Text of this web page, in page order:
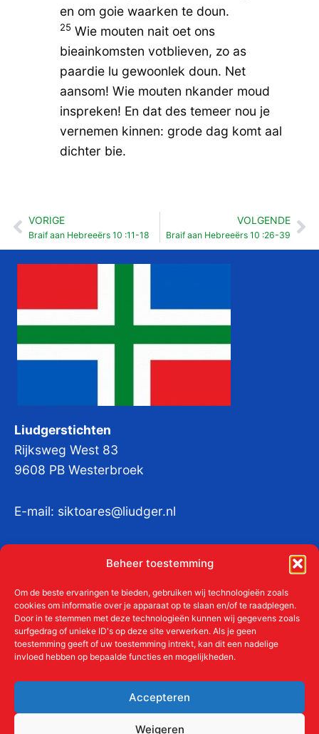
Beheer toestemming
Om de beste ervaringen te bieden, gebruiken wij technologieën zoals
cookies om informatie over je apparaat op te slaan en/of te raadplegen.
Door in te stemmen met deze technologieën kunnen wij gegevens zoals
surfgedrag of unieke ID's op deze site verwerken. Als je geen
toestemming geeft of uw toestemming intrekt, kan dit een nadelige
invloed hebben op bepaalde functies en mogelijkheden.
Accepteren
Weigeren
en om goie waarken te doun.
25 Wie mouten nait oet ons
bieainkomsten votblieven, zo as
paardie lu gewoonlek doun. Net
aansom! Wie mouten nkander moud
inspreken! En dat des temeer nou je
vernemen kinnen: grode dag komt aal
dichter bie.
Vorige
VORIGE
Braif aan Hebreeërs 10 :11-18
VOLGENDE
Braif aan Hebreeërs 10 :26-39
Liudgerstichten
Rijksweg West 83
9608 PB Westerbroek
E-mail: siktoares@liudger.nl
KvKnr:41011712
Meer over de Liudgerstichten
Aanmelden als donateur
ANBI